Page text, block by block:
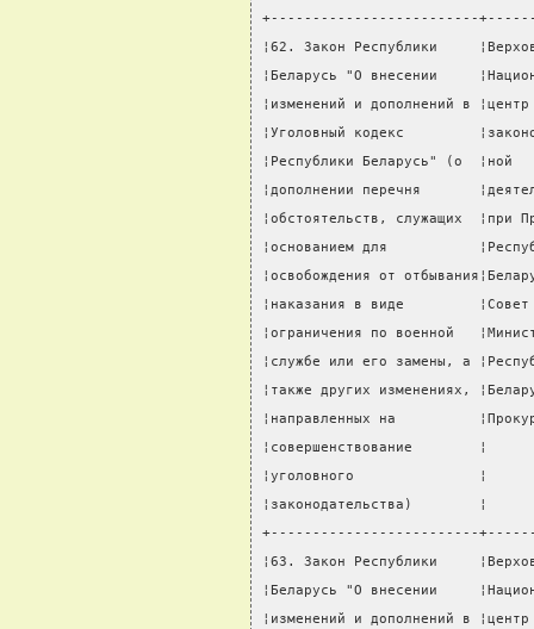
+-------------------------
¦62. Закон Республики
¦Беларусь "О внесении
¦изменений и дополнений в
¦Уголовный кодекс
¦Республики Беларусь"
¦дополнении перечня
¦обстоятельств, служащих
¦основанием для
¦освобождения от
¦наказания в виде
¦ограничения по военной
¦службе или его замены, а
¦также других
¦направленных на
¦совершенствование
¦уголовного
¦законодательства)
+-------------------------
¦63. Закон Республики
¦Беларусь "О внесении
¦изменений и дополнений в